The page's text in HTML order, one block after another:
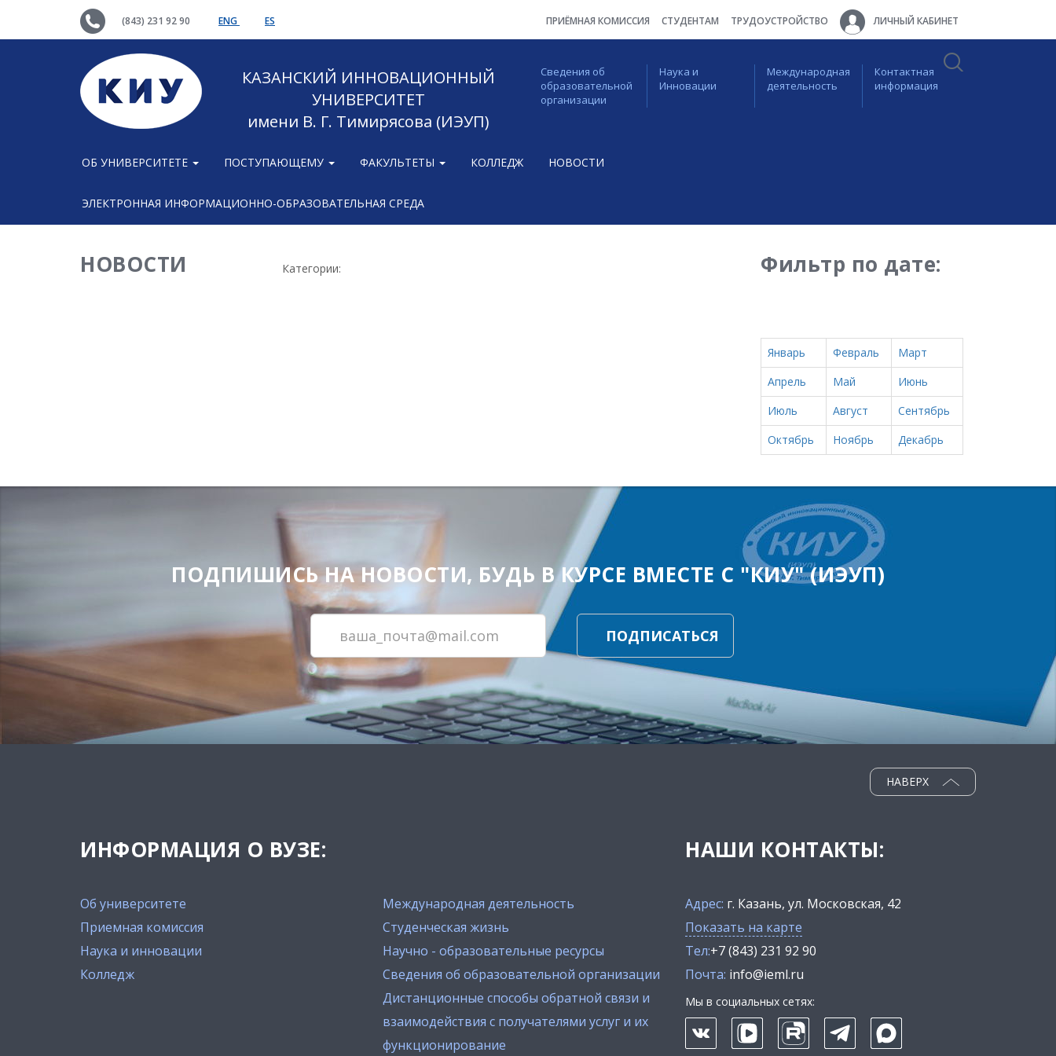
(843) 231 92 90 ENG ES ПРИЁМНАЯ КОМИССИЯ СТУДЕНТАМ ТРУДОУСТРОЙСТВО ЛИЧНЫЙ КАБИНЕТ
КАЗАНСКИЙ ИННОВАЦИОННЫЙ
УНИВЕРСИТЕТ
имени В. Г. Тимирясова (ИЭУП)
Сведения об
образовательной
организации
Наука и
Инновации
Международная
деятельность
Контактная
информация
ОБ УНИВЕРСИТЕТЕ ПОСТУПАЮЩЕМУ ФАКУЛЬТЕТЫ КОЛЛЕДЖ НОВОСТИ
ЭЛЕКТРОННАЯ ИНФОРМАЦИОННО-ОБРАЗОВАТЕЛЬНАЯ СРЕДА
НОВОСТИ Категории: Фильтр по дате:
Январь Февраль
Март
Апрель
Май
Июнь
Июль
Август
Сентябрь
Октябрь
Ноябрь Декабрь
ПОДПИШИСЬ НА НОВОСТИ, БУДЬ В КУРСЕ ВМЕСТЕ С "КИУ" (ИЭУП)
ПОДПИСАТЬСЯ
ИНФОРМАЦИЯ О ВУЗЕ:
Об университете
Приемная комиссия
Наука и инновации
Колледж
Международная деятельность
Студенческая жизнь
Научно - образовательные ресурсы
Сведения об образовательной организации
Дистанционные способы обратной связи и
взаимодействия с получателями услуг и их
функционирование
НАВЕРХ
НАШИ КОНТАКТЫ:
Адрес: г. Казань, ул. Московская, 42
Показать на карте
Тел:+7 (843) 231 92 90
Почта: info@ieml.ru
Мы в социальных сетях: